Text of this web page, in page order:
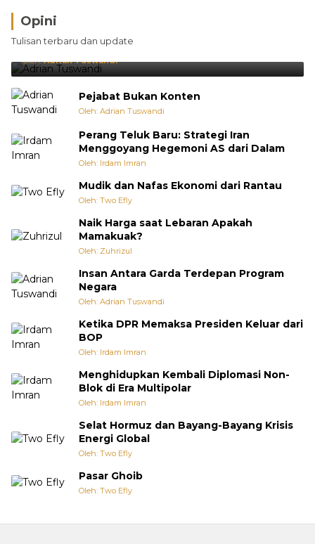
Opini
Tulisan terbaru dan update
Brasil Lebih Diunggulkan, tetapi Jepang Selalu
Punya Cara Membuat Kejutan
Oleh:Adrian Tuswandi
Pejabat Bukan Konten
Oleh: Adrian Tuswandi
Perang Teluk Baru: Strategi Iran
Menggoyang Hegemoni AS dari Dalam
Oleh: Irdam Imran
Mudik dan Nafas Ekonomi dari Rantau
Oleh: Two Efly
Naik Harga saat Lebaran Apakah
Mamakuak?
Oleh: Zuhrizul
Insan Antara Garda Terdepan Program
Negara
Oleh: Adrian Tuswandi
Ketika DPR Memaksa Presiden Keluar dari
BOP
Oleh: Irdam Imran
Menghidupkan Kembali Diplomasi Non-
Blok di Era Multipolar
Oleh: Irdam Imran
Selat Hormuz dan Bayang-Bayang Krisis
Energi Global
Oleh: Two Efly
Pasar Ghoib
Oleh: Two Efly